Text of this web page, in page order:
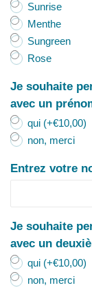
Sunrise
Menthe
Sungreen
Rose
Je souhaite
avec un
qui (+€10,00)
non, merci
Entrez votre
Je souhaite
avec un
qui (+€10,00)
non, merci